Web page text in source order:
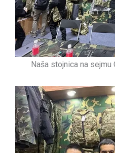
Naša stojnica na sejmu